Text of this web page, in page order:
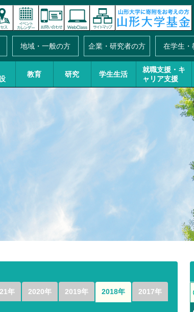
地域・一般の方 企業・研究者の方 在学生・
教育 研究 学生生活
就職支援・ キ
ャリア支援
年 2020年 2019年 2018年 2017年